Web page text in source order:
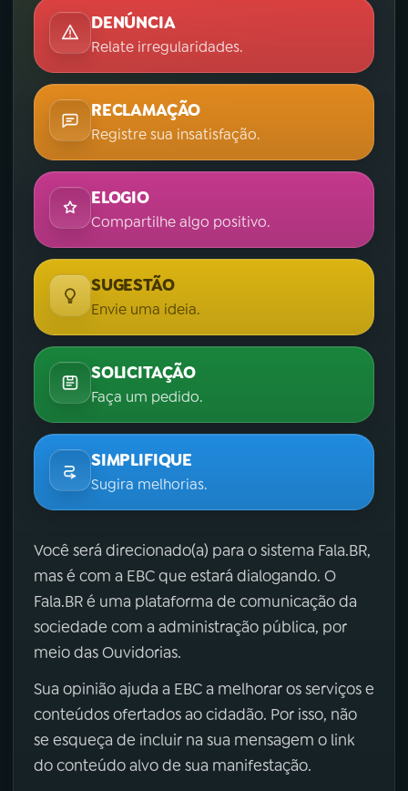
DENÚNCIA
Relate irregularidades.
RECLAMAÇÃO
Registre sua insatisfação.
ELOGIO
Compartilhe algo positivo.
SUGESTÃO
Envie uma ideia.
SOLICITAÇÃO
Faça um pedido.
SIMPLIFIQUE
Sugira melhorias.
Você será direcionado(a) para o sistema Fala.BR,
mas é com a EBC que estará dialogando. O
Fala.BR é uma plataforma de comunicação da
sociedade com a administração pública, por
meio das Ouvidorias.
Sua opinião ajuda a EBC a melhorar os serviços e
conteúdos ofertados ao cidadão. Por isso, não
se esqueça de incluir na sua mensagem o link
do conteúdo alvo de sua manifestação.